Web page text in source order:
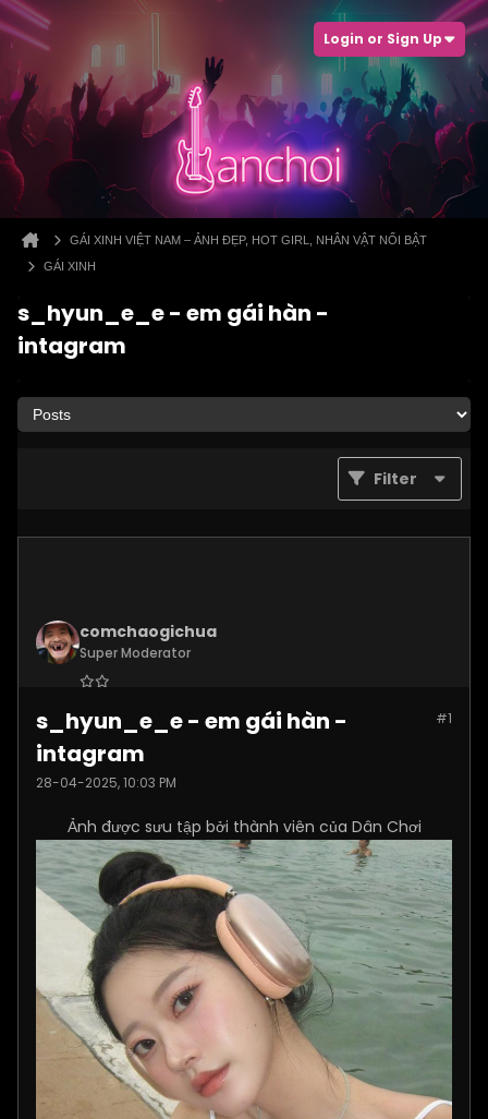
Login or Sign Up
GÁI XINH VIỆT NAM – ẢNH ĐẸP, HOT GIRL, NHÂN VẬT NỔI BẬT
GÁI XINH
s_hyun_e_e - em gái hàn -
intagram
Filter
comchaogichua
Super Moderator
Posts:
10887 #1
s_hyun_e_e - em gái hàn -
intagram
28-04-2025, 10:03 PM
Ảnh được sưu tập bởi thành viên của Dân Chơi